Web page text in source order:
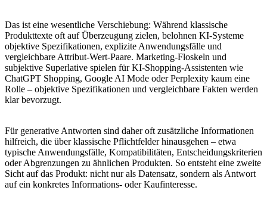
Das ist eine wesentliche Verschiebung: Während klassische
Produkttexte oft auf Überzeugung zielen, belohnen KI-Systeme
objektive Spezifikationen, explizite Anwendungsfälle und
vergleichbare Attribut-Wert-Paare. Marketing-Floskeln und
subjektive Superlative spielen für KI-Shopping-Assistenten wie
ChatGPT Shopping, Google AI Mode oder Perplexity kaum eine
Rolle – objektive Spezifikationen und vergleichbare Fakten werden
klar bevorzugt.
Für generative Antworten sind daher oft zusätzliche Informationen
hilfreich, die über klassische Pflichtfelder hinausgehen – etwa
typische Anwendungsfälle, Kompatibilitäten, Entscheidungskriterien
oder Abgrenzungen zu ähnlichen Produkten. So entsteht eine zweite
Sicht auf das Produkt: nicht nur als Datensatz, sondern als Antwort
auf ein konkretes Informations- oder Kaufinteresse.